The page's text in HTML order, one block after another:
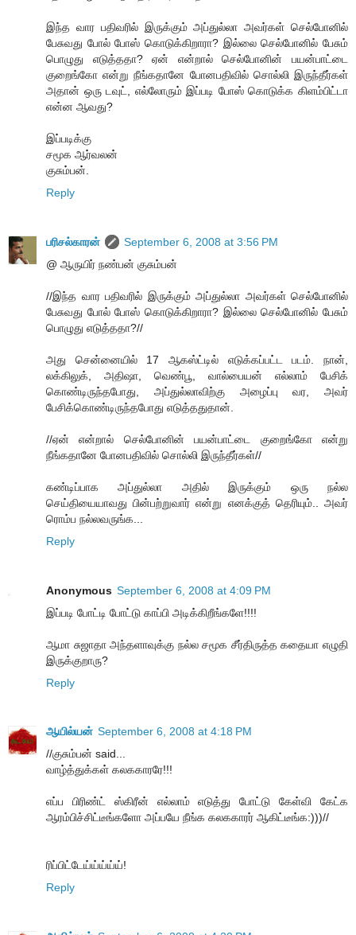
இந்த வார பதிவரில் இருக்கும் அப்துல்லா அவர்கள் செல்போனில்
பேசுவது போல் போஸ் கொடுக்கிறாரா? இல்லை செல்போனில் பேசும்
பொழுது எடுத்ததா? ஏன் என்றால் செல்போனின் பயன்பாட்டை
குறைங்கோ என்று நீங்கதானே போனபதிவில் சொல்லி இருந்தீர்கள்
அதான் ஒரு டவுட், எல்லோரும் இப்படி போஸ் கொடுக்க கிளம்பிட்டா
என்ன ஆவது?
இப்படிக்கு
சமூக ஆர்வலன்
குசும்பன்.
Reply
பரிசல்காரன்
September 6, 2008 at 3:56 PM
@ ஆருயிர் நண்பன் குசும்பன்
//இந்த வார பதிவரில் இருக்கும் அப்துல்லா அவர்கள் செல்போனில்
பேசுவது போல் போஸ் கொடுக்கிறாரா? இல்லை செல்போனில் பேசும்
பொழுது எடுத்ததா?//
அது சென்னையில் 17 ஆகஸ்ட்டில் எடுக்கப்பட்ட படம். நான்,
லக்கிலுக், அதிஷா, வெண்பூ, வால்பையன் எல்லாம் பேசிக்
கொண்டிருந்தபோது, அப்துல்லாவிற்கு அழைப்பு வர, அவர்
பேசிக்கொண்டிருந்தபோது எடுத்ததுதான்.
//ஏன் என்றால் செல்போனின் பயன்பாட்டை குறைங்கோ என்று
நீங்கதானே போனபதிவில் சொல்லி இருந்தீர்கள்//
கண்டிப்பாக அப்துல்லா அதில் இருக்கும் ஒரு நல்ல
செய்தியையாவது பின்பற்றுவார் என்று எனக்குத் தெரியும்.. அவர்
ரொம்ப நல்லவருங்க...
Reply
Anonymous September 6, 2008 at 4:09 PM
இப்படி போட்டி போட்டு காப்பி அடிக்கிறீங்களே!!!!
ஆமா சுஜாதா அந்தளாவுக்கு நல்ல சமூக சீர்திருத்த கதையா எழுதி
இருக்குறாரு?
Reply
ஆயில்யன் September 6, 2008 at 4:18 PM
//குசும்பன் said...
வாழ்த்துக்கள் கலககாரரே!!!
எப்ப பிரிண்ட் ஸ்கிரீன் எல்லாம் எடுத்து போட்டு கேள்வி கேட்க
ஆரம்பிச்சிட்டீங்களோ அப்பயே நீங்க கலககாரர் ஆகிட்டீங்க:)))//
ரிப்பிட்டேய்ய்ய்ய்ய்!
Reply